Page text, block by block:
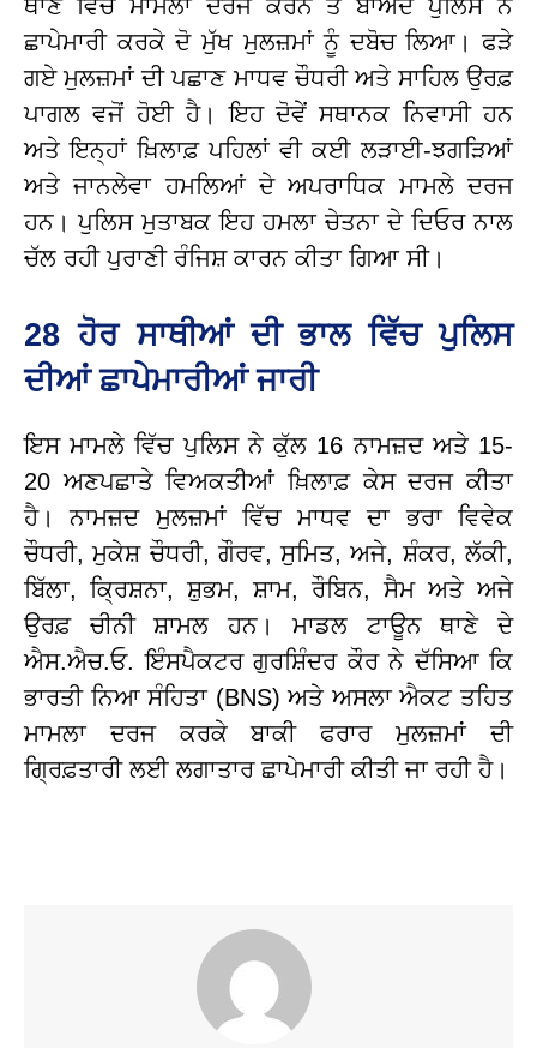
ਥਾਣੇ ਵਿੱਚ ਮਾਮਲਾ ਦਰਜ ਕਰਨ ਤੋਂ ਬਾਅਦ ਪੁਲਿਸ ਨੇ
ਛਾਪੇਮਾਰੀ ਕਰਕੇ ਦੋ ਮੁੱਖ ਮੁਲਜ਼ਮਾਂ ਨੂੰ ਦਬੋਚ ਲਿਆ। ਫੜੇ
ਗਏ ਮੁਲਜ਼ਮਾਂ ਦੀ ਪਛਾਣ ਮਾਧਵ ਚੌਧਰੀ ਅਤੇ ਸਾਹਿਲ ਉਰਫ਼
ਪਾਗਲ ਵਜੋਂ ਹੋਈ ਹੈ। ਇਹ ਦੋਵੇਂ ਸਥਾਨਕ ਨਿਵਾਸੀ ਹਨ
ਅਤੇ ਇਨ੍ਹਾਂ ਖ਼ਿਲਾਫ਼ ਪਹਿਲਾਂ ਵੀ ਕਈ ਲੜਾਈ-ਝਗੜਿਆਂ
ਅਤੇ ਜਾਨਲੇਵਾ ਹਮਲਿਆਂ ਦੇ ਅਪਰਾਧਿਕ ਮਾਮਲੇ ਦਰਜ
ਹਨ। ਪੁਲਿਸ ਮੁਤਾਬਕ ਇਹ ਹਮਲਾ ਚੇਤਨਾ ਦੇ ਦਿਓਰ ਨਾਲ
ਚੱਲ ਰਹੀ ਪੁਰਾਣੀ ਰੰਜਿਸ਼ ਕਾਰਨ ਕੀਤਾ ਗਿਆ ਸੀ।
28 ਹੋਰ ਸਾਥੀਆਂ ਦੀ ਭਾਲ ਵਿੱਚ ਪੁਲਿਸ
ਦੀਆਂ ਛਾਪੇਮਾਰੀਆਂ ਜਾਰੀ
ਇਸ ਮਾਮਲੇ ਵਿੱਚ ਪੁਲਿਸ ਨੇ ਕੁੱਲ 16 ਨਾਮਜ਼ਦ ਅਤੇ 15-
20 ਅਣਪਛਾਤੇ ਵਿਅਕਤੀਆਂ ਖ਼ਿਲਾਫ਼ ਕੇਸ ਦਰਜ ਕੀਤਾ
ਹੈ।
ਨਾਮਜ਼ਦ ਮੁਲਜ਼ਮਾਂ ਵਿੱਚ ਮਾਧਵ ਦਾ ਭਰਾ ਵਿਵੇਕ
ਚੌਧਰੀ, ਮੁਕੇਸ਼ ਚੌਧਰੀ, ਗੌਰਵ, ਸੁਮਿਤ, ਅਜੇ, ਸ਼ੰਕਰ, ਲੱਕੀ,
ਬਿੱਲਾ, ਕ੍ਰਿਸ਼ਨਾ, ਸ਼ੁਭਮ, ਸ਼ਾਮ, ਰੌਬਿਨ, ਸੈਮ ਅਤੇ ਅਜੇ
ਉਰਫ਼ ਚੀਨੀ ਸ਼ਾਮਲ ਹਨ। ਮਾਡਲ ਟਾਊਨ ਥਾਣੇ ਦੇ
ਐਸ.ਐਚ.ਓ. ਇੰਸਪੈਕਟਰ ਗੁਰਸ਼ਿੰਦਰ ਕੌਰ ਨੇ ਦੱਸਿਆ ਕਿ
ਭਾਰਤੀ ਨਿਆ ਸੰਹਿਤਾ (BNS) ਅਤੇ ਅਸਲਾ ਐਕਟ ਤਹਿਤ
ਮਾਮਲਾ ਦਰਜ ਕਰਕੇ ਬਾਕੀ ਫਰਾਰ ਮੁਲਜ਼ਮਾਂ ਦੀ
ਗ੍ਰਿਫ਼ਤਾਰੀ ਲਈ ਲਗਾਤਾਰ ਛਾਪੇਮਾਰੀ ਕੀਤੀ ਜਾ ਰਹੀ ਹੈ।